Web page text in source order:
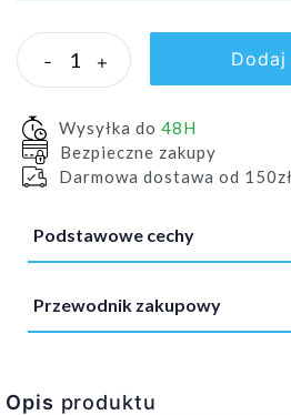
- +
Wysyłka do 48H
Bezpieczne zakupy
Darmowa dostawa od 150zł
Podstawowe cechy
Przewodnik zakupowy
Opis produktu